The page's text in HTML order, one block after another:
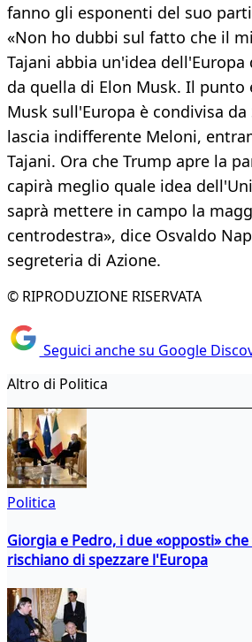
fanno gli esponenti del suo
«Non ho dubbi sul fatto che il
Tajani abbia un'idea
da quella di Elon Musk. Il punto
Musk sull'Europa è condivisa da
lascia indifferente Meloni,
Tajani. Ora che Trump apre la
capirà meglio quale idea
saprà mettere in campo la
centrodestra», dice Osvaldo
segreteria di Azione.
© RIPRODUZIONE RISERVATA
Seguici anche su Google
Altro di Politica
Politica
Giorgia e Pedro, i due «opposti»
rischiano di spezzare l'Europa